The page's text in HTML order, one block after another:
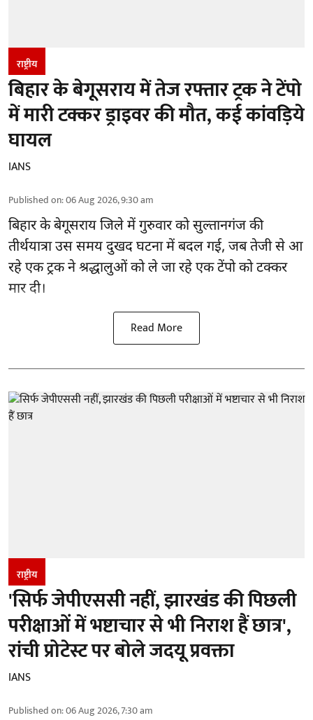
राष्ट्रीय
बिहार के बेगूसराय में तेज रफ्तार ट्रक ने टेंपो
में मारी टक्कर ड्राइवर की मौत, कई कांवड़िये
घायल
IANS
Published on:06 Aug 2026, 9:30 am
बिहारके बेगूसराय जिले में गुरुवार को सुल्तानगंज की
तीर्थयात्रा उस समय दुखद घटना में बदल गई, जब तेजी से आ
रहे एक ट्रक ने श्रद्धालुओं को ले जा रहे एक टेंपो को टक्कर
मार दी।
Read More
राष्ट्रीय
'सिर्फ जेपीएससी नहीं, झारखंड की पिछली
परीक्षाओं में भष्टाचार से भी निराश हैं छात्र',
रांची प्रोटेस्ट पर बोले जदयू प्रवक्ता
IANS
Published on:06 Aug 2026, 7:30 am